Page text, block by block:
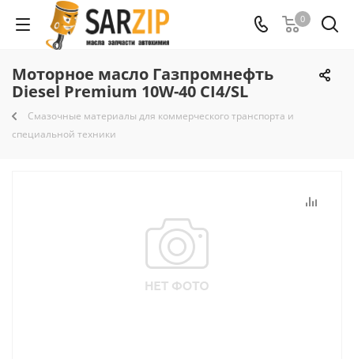
0
Моторное масло Газпромнефть
Diesel Premium 10W-40 CI4/SL
Смазочные материалы для коммерческого транспорта и
специальной техники